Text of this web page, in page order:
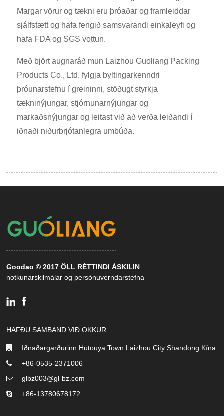
Margar vörur og tækni eru þróaðar og framleiddar
sjálfstætt og hafa fengið samsvarandi einkaleyfi og
hafa FDA og SGS vottun.
Með björt augnaráð mun Laizhou Guoliang Packing
Products Co., Ltd. fylgja byltingarkenndri
þróunarstefnu í greininni, stöðugt styrkja
tækninýjungar, stjórnunarnýjungar og
markaðsnýjungar og leitast við að verða leiðandi í
iðnaði niðurbrjótanlegra umbúða.
Goodao © 2017 ÖLL RÉTTINDI ÁSKILIN
notkunarskilmálar og persónuverndarstefna
HAFÐU SAMBAND VIÐ OKKUR
Iðnaðargarðurinn Hutouya Town Laizhou City Shandong Kína
+86-0535-2371006
glbz003@gl-bz.com
+86-13780678172